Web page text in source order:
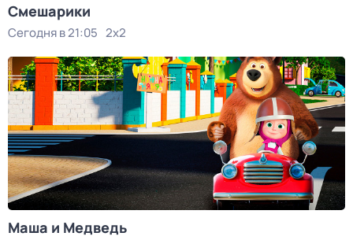
Смешарики
Сегодня в 21:05 2x2
Маша и Медведь